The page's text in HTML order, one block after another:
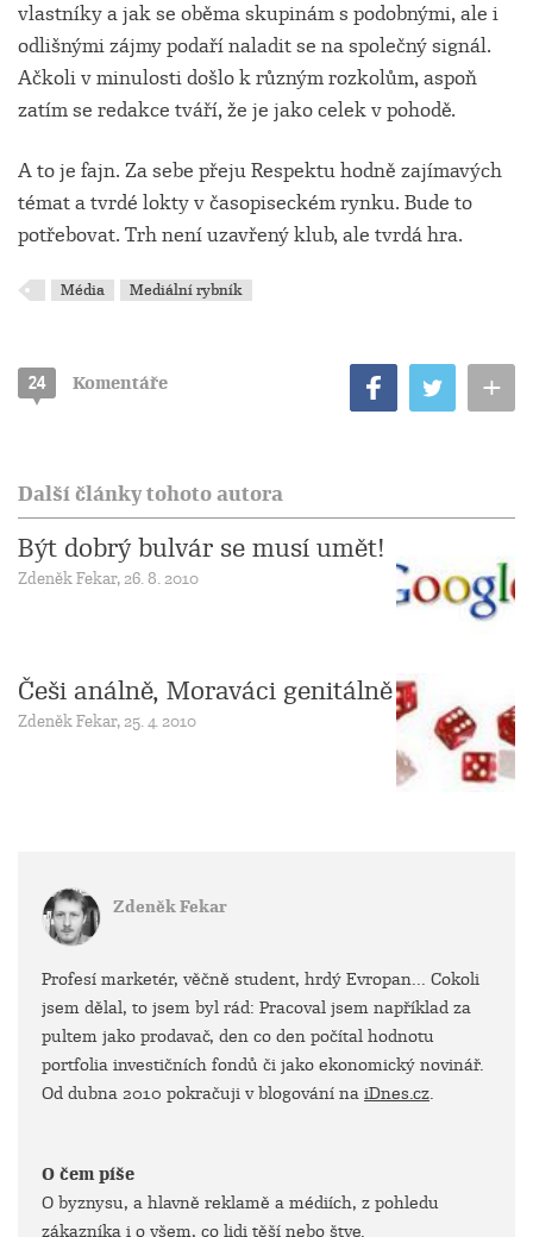
vlastníky a jak se oběma skupinám s podobnými, ale i
odlišnými zájmy podaří naladit se na společný signál.
Ačkoli v minulosti došlo k různým rozkolům, aspoň
zatím se redakce tváří, že je jako celek v pohodě.
A to je fajn. Za sebe přeju Respektu hodně zajímavých
témat a tvrdé lokty v časopiseckém rynku. Bude to
potřebovat. Trh není uzavřený klub, ale tvrdá hra.
Média Mediální rybník
24 Komentáře +
Další články tohoto autora
Být dobrý bulvár se musí umět!
Zdeněk Fekar, 26. 8. 2010
Češi análně, Moraváci genitálně
Zdeněk Fekar, 25. 4. 2010
Zdeněk Fekar
Profesí marketér, věčně student, hrdý Evropan... Cokoli
jsem dělal, to jsem byl rád: Pracoval jsem například za
pultem jako prodavač, den co den počítal hodnotu
portfolia investičních fondů či jako ekonomický novinář.
Od dubna 2010 pokračuji v blogování na iDnes.cz.
O čem píše
O byznysu, a hlavně reklamě a médiích, z pohledu
zákazníka i o všem, co lidi těší nebo štve.